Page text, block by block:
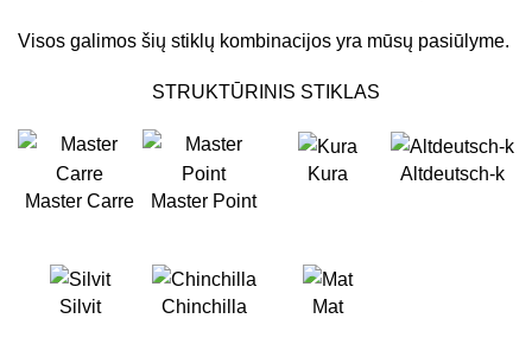
Visos galimos šių stiklų kombinacijos yra mūsų pasiūlyme.
STRUKTŪRINIS STIKLAS
Master Carre Master Point
Kura Altdeutsch-k
Silvit Chinchilla Mat